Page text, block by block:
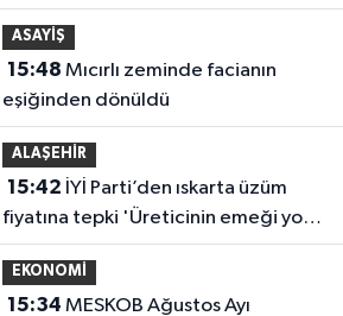
isimler dahil oldu
ASAYİŞ
15:48
eşiğinden dönüldü
ALAŞEHİR
15:42
fiyatına tepki 'Üreticinin emeği yok
sayılamaz'
EKONOMİ
15:34